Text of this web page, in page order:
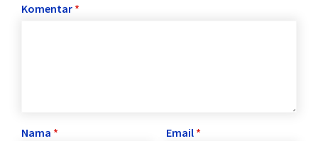
Komentar *
Nama * Email *